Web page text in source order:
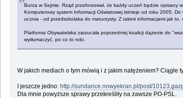
Burza w Sejmie. Rząd przeforsował, że każdy uczeń będzie opisany
Komputerowy system Informacji Oświatowej istnieje od roku 2005.
ucznia - od przedszkolaka do maturzysty. Z takimi informacjami jak
Platforma Obywatelska zarzucała poprzedniej koalicji dążenie do
wytłumaczyć, po co to robi.
W jakich mediach o tym mówią i z jakim natężeniem? Ciągle
I jeszcze jedno: http://sundance.nowyekran.pl/post/
Dla mnie powyższe sprawy przekreśliły na zawsze PO-PSL.